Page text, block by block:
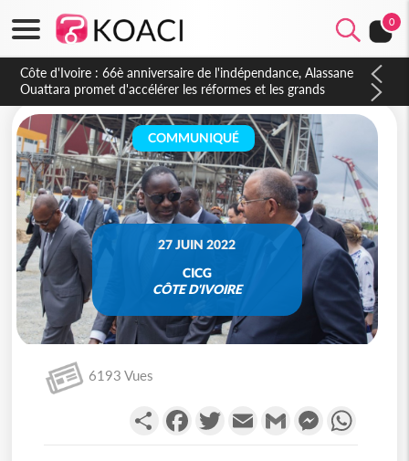
0
Côte d'Ivoire : À Abidjan, Amadou Oury Bah admire le modèle
ivoirien et veut s'en inspirer pour accélérer le développement
de la Guinée
COMMUNIQUÉ
27 JUIN 2022
CICG
CÔTE D'IVOIRE
6193 Vues
PartagerFacebookTwitterEmail Gmail Messenger